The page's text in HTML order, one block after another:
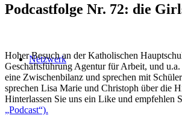
Netzwerk
Podcastfolge Nr. 72: die
Hoher Besuch an der Katholischen
Geschäftsführung Agentur für Arbeit, und
eine Zwischenbilanz und sprechen mit
sprechen Lisa Marie und Christoph über die
Hinterlassen Sie uns ein Like und empfehlen
„Podcast“).